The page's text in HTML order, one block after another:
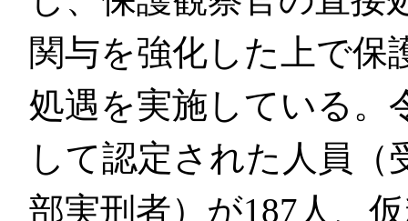
関与を強化した上で保
処遇を実施している。
して認定された人員（
部実刑者）が187人、